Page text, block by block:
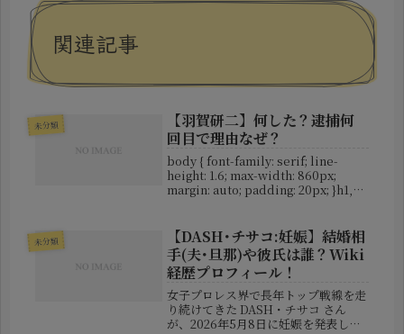
関連記事
未分類
【羽賀研二】何した？逮捕何
回目で理由なぜ？
body { font-family: serif; line-
height: 1.6; max-width: 860px;
margin: auto; padding: 20px; }h1,
未分類
【DASH･チサコ:妊娠】結婚相
手(夫･旦那)や彼氏は誰？Wiki
経歴プロフィール！
女子プロレス界で長年トップ戦線を走
り続けてきた DASH・チサコ さん
が、2026年5月8日に妊娠を発表し、